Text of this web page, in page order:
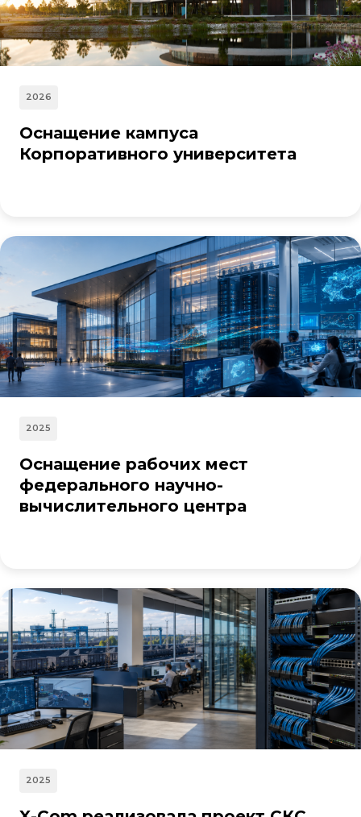
2026
Оснащение кампуса
Корпоративного университета
2025
Оснащение рабочих мест
федерального научно-
вычислительного центра
2025